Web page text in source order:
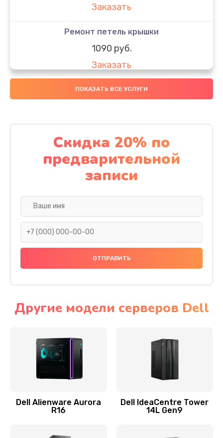
Заказать
Ремонт петель крышки
1090 руб.
Заказать
Замена вебкамеры
Заказать
Установка драйверов
1000 руб.
Заказать
Замена жесткого диска
Ремонт цепей питания
Ремонт разъема питания
ПОКАЗАТЬ ВСЕ УСЛУГИ
Скидка 20% по
предварительной
записи
Другие модели серверов Dell
Dell Alienware Aurora
R16
Dell IdeaCentre Tower
14L Gen9